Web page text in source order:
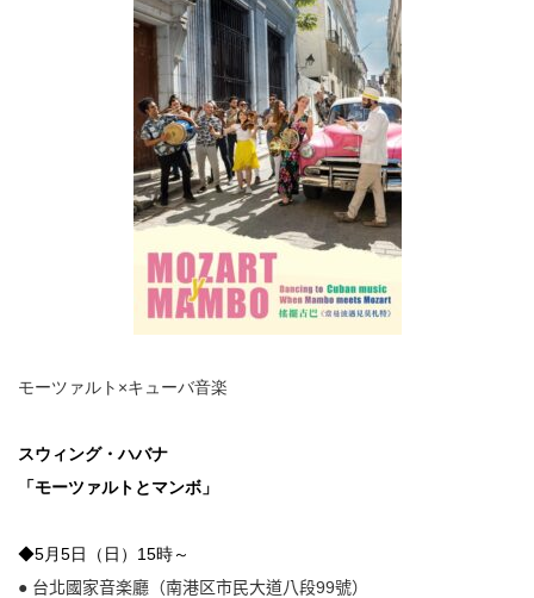
モーツァルト×キューバ音楽
スウィング・ハバナ
「モーツァルトとマンボ」
◆5月5日（日）15時～
● 台北國家音楽廳 （南港区市民大道八段99號）